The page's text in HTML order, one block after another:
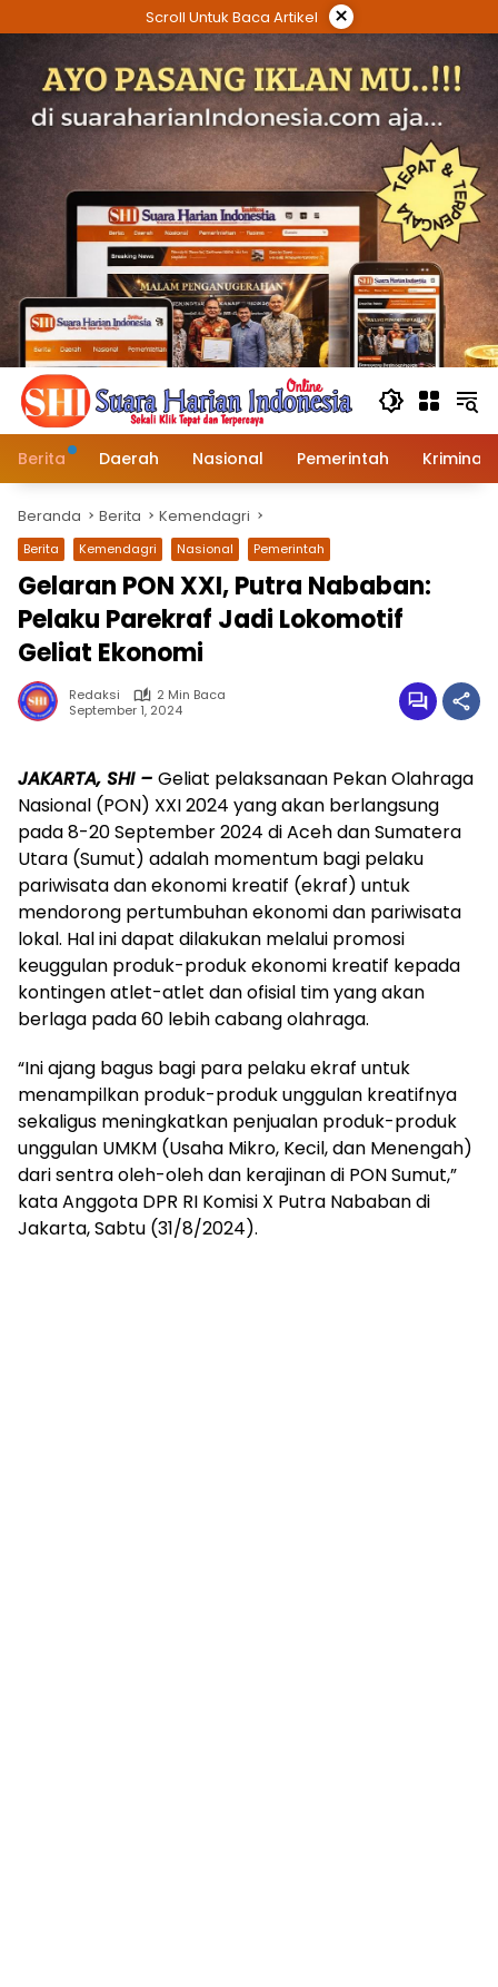
ke
Scroll Untuk Baca Artikel ×
Berita Daerah Nasional Pemerintah Kriminal
Beranda Berita Kemendagri
Berita Kemendagri Nasional Pemerintah
Gelaran PON XXI, Putra Nababan:
Pelaku Parekraf Jadi Lokomotif
Geliat Ekonomi
Redaksi
2 Min Baca
September 1, 2024
JAKARTA, SHI – Geliat pelaksanaan Pekan Olahraga
Nasional (PON) XXI 2024 yang akan berlangsung
pada 8-20 September 2024 di Aceh dan Sumatera
Utara (Sumut) adalah momentum bagi pelaku
pariwisata dan ekonomi kreatif (ekraf) untuk
mendorong pertumbuhan ekonomi dan pariwisata
lokal. Hal ini dapat dilakukan melalui promosi
keuggulan produk-produk ekonomi kreatif kepada
kontingen atlet-atlet dan ofisial tim yang akan
berlaga pada 60 lebih cabang olahraga.
“Ini ajang bagus bagi para pelaku ekraf untuk
menampilkan produk-produk unggulan kreatifnya
sekaligus meningkatkan penjualan produk-produk
unggulan UMKM (Usaha Mikro, Kecil, dan Menengah)
dari sentra oleh-oleh dan kerajinan di PON Sumut,”
kata Anggota DPR RI Komisi X Putra Nababan di
Jakarta, Sabtu (31/8/2024).